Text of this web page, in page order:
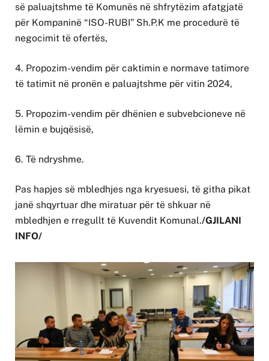
së paluajtshme të Komunës në shfrytëzim afatgjatë
për Kompaninë “ISO-RUBI” Sh.P.K me procedurë të
negocimit të ofertës,
4. Propozim-vendim për caktimin e normave tatimore
të tatimit në pronën e paluajtshme për vitin 2024,
5. Propozim-vendim për dhënien e subvebcioneve në
lëmin e bujqësisë,
6. Të ndryshme.
Pas hapjes së mbledhjes nga kryesuesi, të githa pikat
janë shqyrtuar dhe miratuar për të shkuar në
mbledhjen e rregullt të Kuvendit Komunal./GJILANI
INFO/